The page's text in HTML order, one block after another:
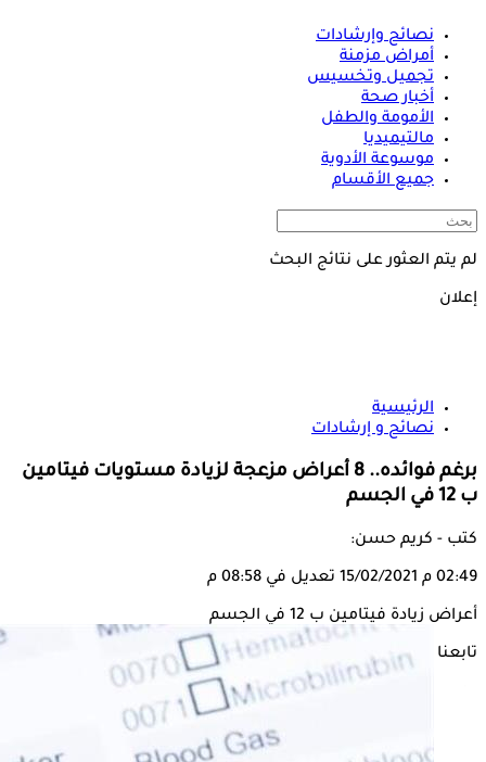
نصائح وإرشادات
أمراض مزمنة
تجميل وتخسيس
أخبار صحة
الأمومة والطفل
مالتيميديا
موسوعة الأدوية
جميع الأقسام
لم يتم العثور على نتائج البحث
إعلان
الرئيسية
نصائح و إرشادات
برغم فوائده.. 8 أعراض مزعجة لزيادة مستويات فيتامين
ب 12 في الجسم
كتب - كريم حسن:
02:49 م 15/02/2021 تعديل في 08:58 م
أعراض زيادة فيتامين ب 12 في الجسم
تابعنا على